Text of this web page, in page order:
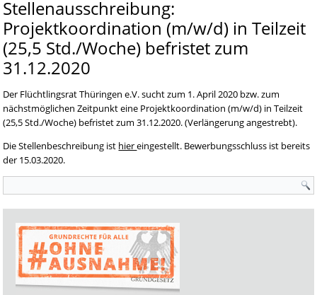
Stellenausschreibung:
Projektkoordination (m/w/d) in Teilzeit
(25,5 Std./Woche) befristet zum
31.12.2020
Der Flüchtlingsrat Thüringen e.V. sucht zum 1. April 2020 bzw. zum
nächstmöglichen Zeitpunkt eine Projektkoordination (m/w/d) in Teilzeit
(25,5 Std./Woche) befristet zum 31.12.2020. (Verlängerung angestrebt).
Die Stellenbeschreibung ist hiereingestellt. Bewerbungsschluss ist bereits
der 15.03.2020.
Suchformular